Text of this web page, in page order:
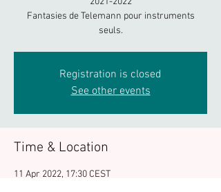
Fantasies de Telemann pour instruments
seuls.
Registration is closed
See other events
Time & Location
11 Apr 2022, 17:30 CEST